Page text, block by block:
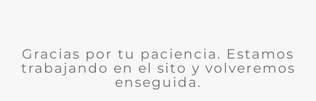
Gracias por tu paciencia. Estamos
trabajando en el sito y volveremos
enseguida.